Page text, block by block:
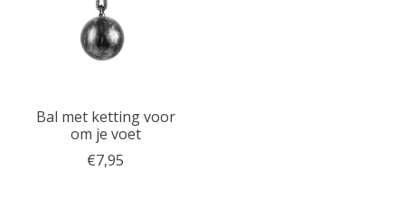
Bal met ketting voor
om je voet
€7,95